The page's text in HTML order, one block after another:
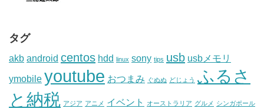
タグ
akb android centos hdd linux sony tips usb usbメモリ
ymobile youtube おつまみ ぐぬぬ どじょう ふるさ
と納税 アジア アニメ イベント オーストラリア グルメ シンガポール